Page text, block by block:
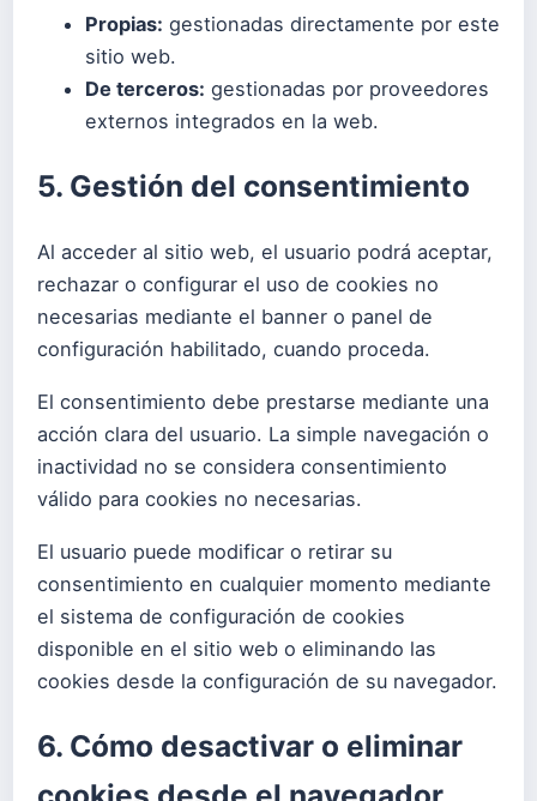
Propias: gestionadas directamente por este
sitio web.
De terceros: gestionadas por proveedores
externos integrados en la web.
5. Gestión del consentimiento
Al acceder al sitio web, el usuario podrá aceptar,
rechazar o configurar el uso de cookies no
necesarias mediante el banner o panel de
configuración habilitado, cuando proceda.
El consentimiento debe prestarse mediante una
acción clara del usuario. La simple navegación o
inactividad no se considera consentimiento
válido para cookies no necesarias.
El usuario puede modificar o retirar su
consentimiento en cualquier momento mediante
el sistema de configuración de cookies
disponible en el sitio web o eliminando las
cookies desde la configuración de su navegador.
6. Cómo desactivar o eliminar